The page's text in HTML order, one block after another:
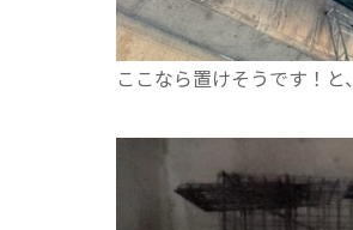
ここなら置けそうです！